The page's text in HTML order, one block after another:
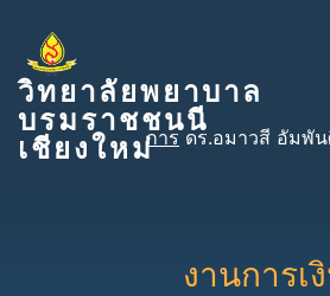
วิทยาลัยพยาบาล
บรมราชชนนี
เชียงใหม่
งานการเ
การดร.อมาวสี อัมพั